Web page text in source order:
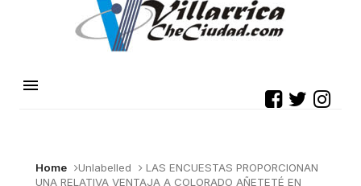
Home Unlabelled
LAS ENCUESTAS PROPORCIONAN
UNA RELATIVA VENTAJA A COLORADO AÑETETÉ EN